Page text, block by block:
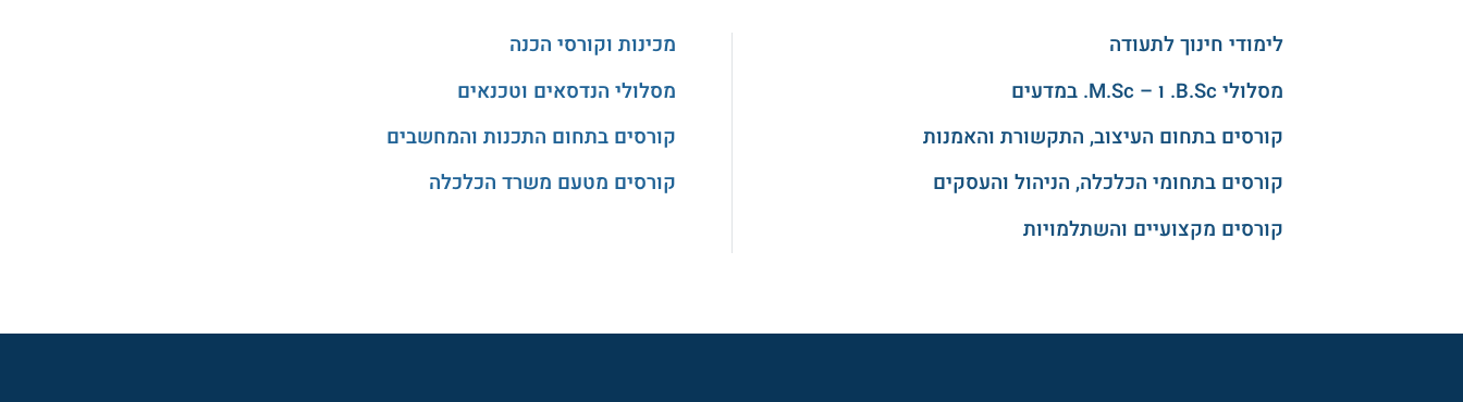
לימודי חינוך לתעודה
מסלולי B.Sc. ו – M.Sc. במדעים
קורסים בתחום העיצוב, התקשורת והאמנות
קורסים בתחומי הכלכלה, הניהול והעסקים
קורסים מקצועיים והשתלמויות
מכינות וקורסי הכנה
מסלולי הנדסאים וטכנאים
קורסים בתחום התכנות והמחשבים
קורסים מטעם משרד הכלכלה